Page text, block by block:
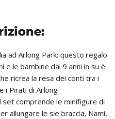
ad Arlong Park: questo regalo
e le bambine dai 9 anni in su è
ricrea la resa dei conti tra i
i Pirati di Arlong
set comprende le minifigure di
allungare le sie braccia, Nami,